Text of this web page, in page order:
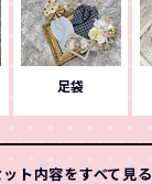
足袋
ット内容をすべて見る